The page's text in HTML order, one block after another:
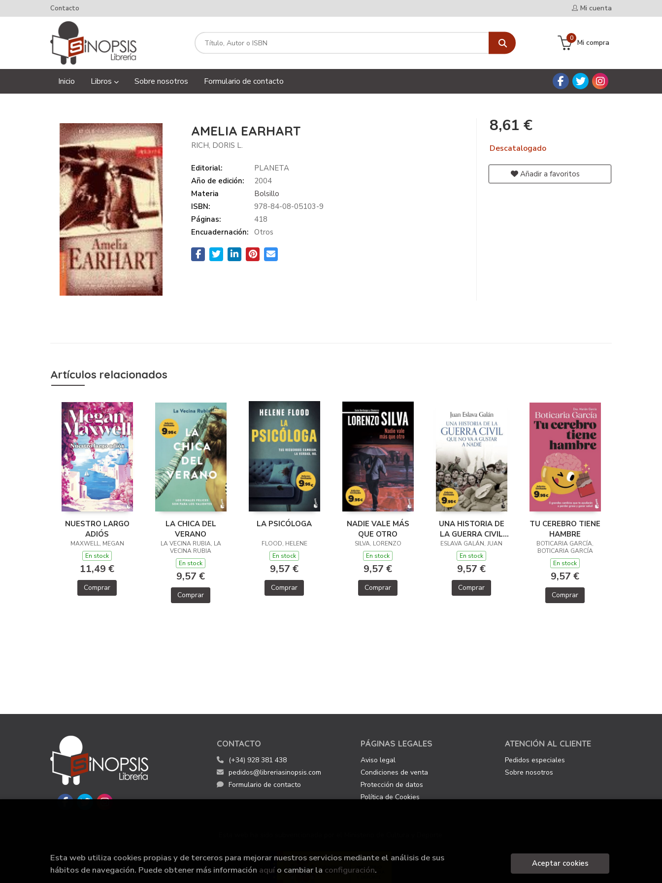
Mi cuenta
Contacto
Mi compra
0
Inicio Libros Sobre nosotros Formulario de contacto
AMELIA EARHART
RICH, DORIS L.
Editorial:
PLANETA
Año de edición:
2004
Materia
Bolsillo
ISBN:
978-84-08-05103-9
Páginas:
418
Encuadernación:
Otros
8,61 €
Descatalogado
Añadir a favoritos
Artículos relacionados
NUESTRO LARGO
ADIÓS
MAXWELL, MEGAN
En stock
11,49 €
Comprar
LA CHICA DEL
VERANO
LA VECINA RUBIA, LA
VECINA RUBIA
En stock
9,57 €
Comprar
LA PSICÓLOGA
FLOOD, HELENE
En stock
9,57 €
Comprar
NADIE VALE MÁS
QUE OTRO
SILVA, LORENZO
En stock
9,57 €
Comprar
UNA HISTORIA DE
LA GUERRA CIVIL
QUE NO VA A
GUSTAR A NADIE
ESLAVA GALÁN, JUAN
En stock
9,57 €
Comprar
TU CEREBRO TIENE
HAMBRE
BOTICARIA GARCÍA,
BOTICARIA GARCÍA
En stock
9,57 €
Comprar
CONTACTO
(+34) 928 381 438
pedidos@libreriasinopsis.com
Formulario de contacto
PÁGINAS LEGALES
Aviso legal
Condiciones de venta
Protección de datos
Política de Cookies
ATENCIÓN AL CLIENTE
Pedidos especiales
Sobre nosotros
Esta web utiliza cookies propias y de terceros para mejorar nuestros servicios mediante el análisis de sus
hábitos de navegación. Puede obtener más información aquí o cambiar la configuración.
Aceptar cookies